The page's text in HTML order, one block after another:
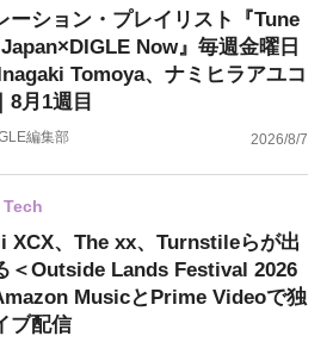
ーション・プレイリスト『Tune
Now』毎週金曜日
Tomoya、ナミヒラアユコ
8月1週目
編集部 2026/8/7
XCX、The xx、Turnstileらが出
＜Outside Lands Festival 2026
MusicとPrime Videoで独
ブ配信